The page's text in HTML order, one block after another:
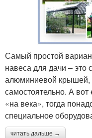
Самый простой
навеса для дачи – это
алюминиевой крышей,
самостоятельно. А вот
«на века», тогда
специальное
читать дальше →